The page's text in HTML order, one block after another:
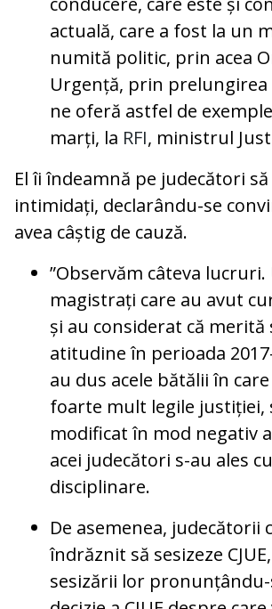
actuală, care a fost la un
numită politic, prin acea
Urgență, prin
ne oferă astfel de
marți, la RFI, ministrul
El îi îndeamnă pe judecători
intimidați, declarându-se
avea câștig de cauză.
”Observăm câteva lucruri.
magistrați care au avut
și au considerat că merită
atitudine în perioada
au dus acele bătălii în
foarte mult legile justiției,
modificat în mod negativ
acei judecători s-au ales
disciplinare.
De asemenea, judecătorii
îndrăznit să sesizeze
sesizării lor pronunțându-